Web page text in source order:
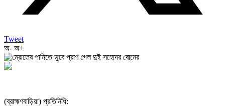
Tweet
অ- অ+
(ব্রাহ্মণবাড়িয়া) প্রতিনিধি: